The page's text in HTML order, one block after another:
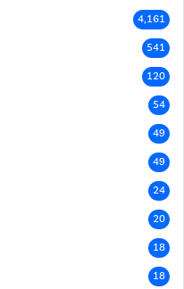
4,161
541
120
54
49
49
24
20
18
18